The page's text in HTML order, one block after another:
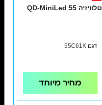
טלוויזיה QD-MiniLed 55
דגם 55C61K
מחיר מיוחד